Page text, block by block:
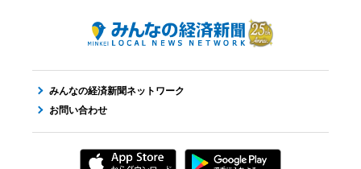
みんなの経済新聞ネットワーク
お問い合わせ